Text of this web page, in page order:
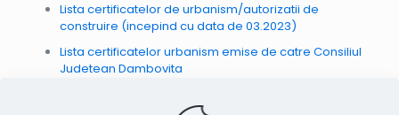
Lista certificatelor de urbanism/autorizatii de
construire (incepind cu data de 03.2023)
Lista certificatelor urbanism emise de catre Consiliul
Judetean Dambovita
Judetean Dambovita